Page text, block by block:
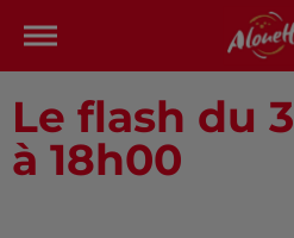
Le flash du
à 18h00